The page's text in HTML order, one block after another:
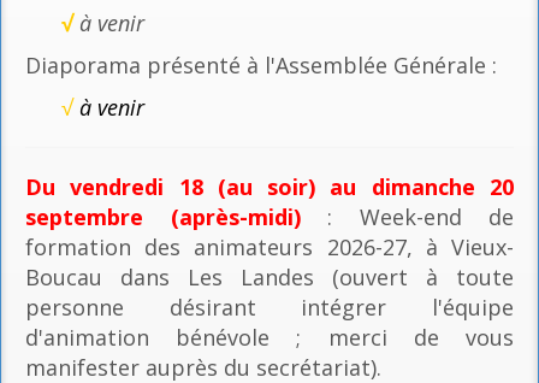
√ à venir
Diaporama présenté à l'Assemblée Générale :
√à venir
Du vendredi 18 (au soir) au dimanche 20
septembre (après-midi): Week-end de
formation des animateurs 2026-27, à Vieux-
Boucau dans Les Landes (ouvert à toute
personne désirant intégrer l'équipe
d'animation bénévole ; merci de vous
manifester auprès du secrétariat).